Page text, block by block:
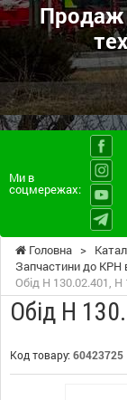
Продаж
Ми в
соцмережах:
Головна >
Запчастини до КРН
Обід Н 130.02.401, Н
Обід Н
Код товару: 60423725